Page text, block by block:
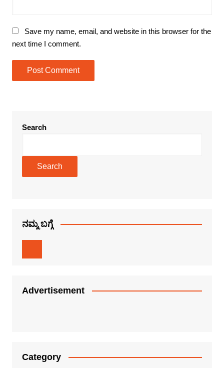
Save my name, email, and website in this browser for the
next time I comment.
Search
Search
ನಮ್ಮ ಬಗ್ಗೆ
Advertisement
Category